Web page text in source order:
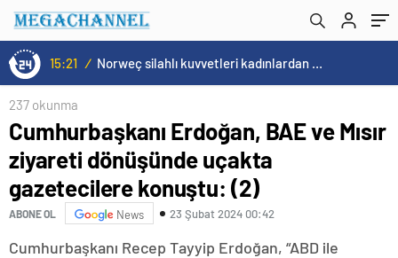
15:21 / Norweç silahlı kuvvetleri kadınlardan oluşan özel kuvvetler eğitimlerini başlattı.
konuştu: (2)
237 okunma
Cumhurbaşkanı Erdoğan, BAE ve Mısır
ziyareti dönüşünde uçakta
gazetecilere konuştu: (2)
ABONE OL News 23 Şubat 2024 00:42
Cumhurbaşkanı Recep Tayyip Erdoğan, “ABD ile